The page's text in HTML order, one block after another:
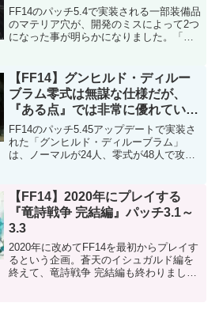
FF14のパッチ5.4で実装される一部装備品
のマテリア穴が、開発のミスによって2つ
になった事が明らかになりました。「魔
装備／アクセサリのマテリア穴の数につ
いて上記コン...
【FF14】グンヒルド・ディルー
ブラム零式は無謀な仕様だが、
『ある点』では非常に優れている
という話
FF14のパッチ5.45アップデートで実装さ
れた「グンヒルド・ディルーブラム」
は、ノーマルが24人、零式が48人で攻略
レイヤーにとって無謀な仕様ですが、同
時にある点に...
【FF14】2020年にプレイする
『竜詩戦争 完結編』パッチ3.1～
3.3
2020年に改めてFF14を最初からプレイす
るという企画。蒼天のイシュガルド編を
終えて、竜詩戦争 完結編も終わりまし